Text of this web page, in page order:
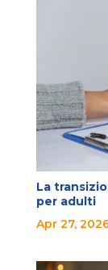
La
per adulti
Apr 27,